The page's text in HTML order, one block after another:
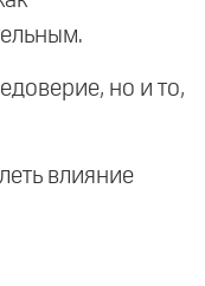
но и то,
влияние